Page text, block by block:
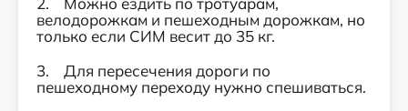
велодорожкам и пешеходным дорожкам, но
только если СИМ весит до 35 кг.
3. Для пересечения дороги по
пешеходному переходу нужно спешиваться.